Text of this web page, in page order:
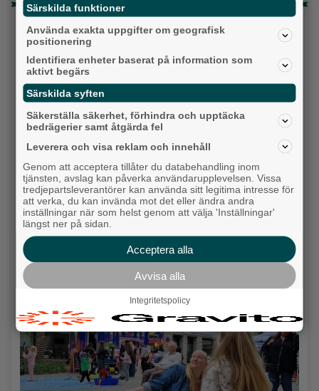
Senaste artiklarna
Alingsås
Ny pastor i Equmeniakyrkan Långared
Backa/Kärra
Särskilda funktioner
Använda exakta uppgifter om geografisk
positionering
Identifiera enheter baserat på information som
aktivt begärs
Särskilda syften
Säkerställa säkerhet, förhindra och upptäcka
bedrägerier samt åtgärda fel
Leverera och visa reklam och innehåll
Genom att acceptera tillåter du databehandling inom
tjänsten, avslag kan påverka användarupplevelsen. Vissa
tredjepartsleverantörer kan använda sitt legitima intresse för
att verka, du kan invända mot det eller ändra andra
inställningar när som helst genom att välja 'Inställningar'
längst ner på sidan.
Acceptera alla
Avvisa alla
Integritetspolicy